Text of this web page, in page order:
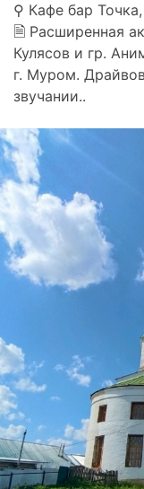
⚲ Кафе бар
🗎 Расширенная
Кулясов и гр.
г. Муром.
звучании..